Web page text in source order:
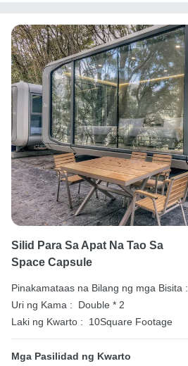
Silid Para Sa Apat Na Tao Sa
Space Capsule
Pinakamataas na Bilang ng mga Bisita :
Uri ng Kama :
Double * 2
Laki ng Kwarto :
10Square Footage
Mga Pasilidad ng Kwarto